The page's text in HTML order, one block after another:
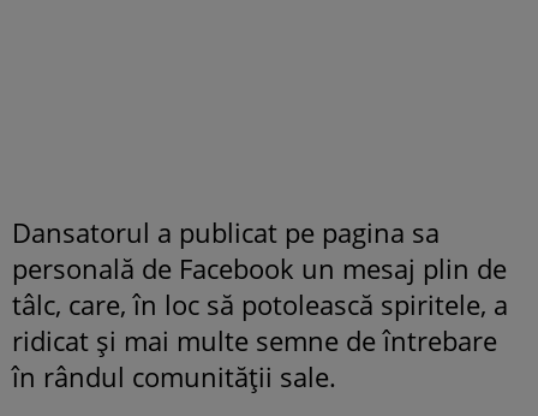
Dansatorul a publicat pe pagina sa
personală de Facebook un mesaj plin de
tâlc, care, în loc să potolească spiritele, a
ridicat și mai multe semne de întrebare
în rândul comunității sale.